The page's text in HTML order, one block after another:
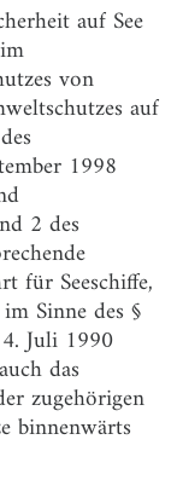
Praxis
Fällen
in
auf See
von
auf
1998
2 des
für Seeschiffe,
Sinne des §
Juli 1990
das
zugehörigen
binnenwärts